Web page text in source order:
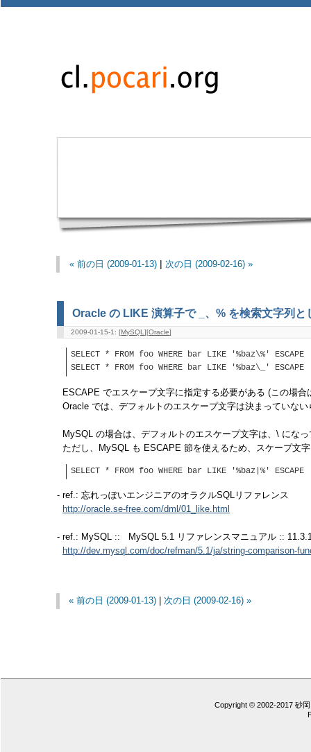
« 前の日 (2009-01-13)| 次の日 (2009-02-16) »
Oracle の LIKE 演算子で _、% を検索文字列と
2009-01-15-1: [MySQL][Oracle]
SELECT * FROM foo WHERE bar LIKE '%baz\%'
SELECT * FROM foo WHERE bar LIKE '%baz\_'
ESCAPE でエスケープ文字に指定する必要がある (この場合
Oracle では、デフォルトのエスケープ文字は決まっていない
MySQL の場合は、デフォルトのエスケープ文字は、\ にな
ただし、MySQL も ESCAPE 節を使えるため、スケープ文
SELECT * FROM foo WHERE bar LIKE '%baz|%'
- ref.: 忘れっぽいエンジニアのオラクルSQLリファレンス
http://oracle.se-free.com/dml/01_like.html
- ref.: MySQL :: MySQL 5.1 リファレンスマニュアル ::
http://dev.mysql.com/doc/refman/5.1/ja/string-comparison-
« 前の日 (2009-01-13) |次の日 (2009-02-16) »
Copyright © 2002-2017 砂